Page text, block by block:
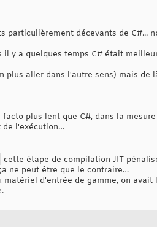
décevants de C#...
y a quelques temps C# était
aller dans l'autre sens) mais de
plus lent que C#, dans la
de l'exécution…
cette étape de compilation JIT
ne peut être que le contraire…
d'entrée de gamme, on avait